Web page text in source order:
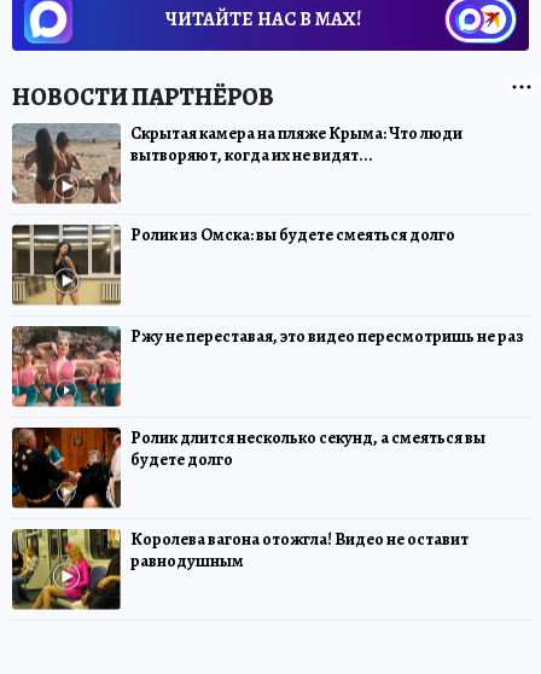
ЧИТАЙТЕ НАС В МАХ!
Скрытая камера на пляже Крыма: Что люди
вытворяют, когда их не видят...
Ролик из Омска: вы будете смеяться долго
Ржу не переставая, это видео пересмотришь не раз
Ролик длится несколько секунд, а смеяться вы
будете долго
Королева вагона отожгла! Видео не оставит
равнодушным